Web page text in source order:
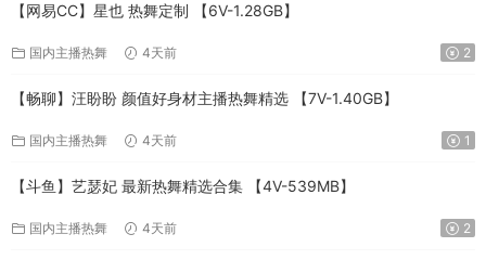
【网易CC】星也 热舞定制 【6V-1.28GB】
国内主播热舞 4天前 2
【畅聊】汪盼盼 颜值好身材主播热舞精选 【7V-1.40GB】
国内主播热舞 4天前 1
【斗鱼】艺瑟妃 最新热舞精选合集 【4V-539MB】
国内主播热舞 4天前 2